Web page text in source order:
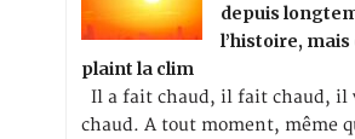
depuis
l’histoire, mais
plaint la clim
Il a fait chaud, il fait chaud, il
chaud. A tout moment, même